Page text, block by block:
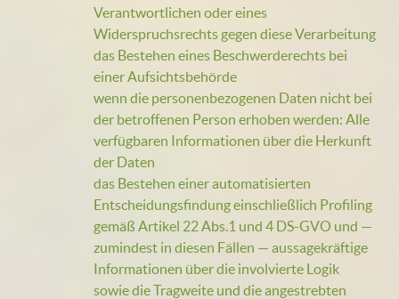
Verantwortlichen oder eines
Widerspruchsrechts gegen diese Verarbeitung
das Bestehen eines Beschwerderechts bei
einer Aufsichtsbehörde
wenn die personenbezogenen Daten nicht bei
der betroffenen Person erhoben werden: Alle
verfügbaren Informationen über die Herkunft
der Daten
das Bestehen einer automatisierten
Entscheidungsfindung einschließlich Profiling
gemäß Artikel 22 Abs.1 und 4 DS-GVO und —
zumindest in diesen Fällen — aussagekräftige
Informationen über die involvierte Logik
sowie die Tragweite und die angestrebten